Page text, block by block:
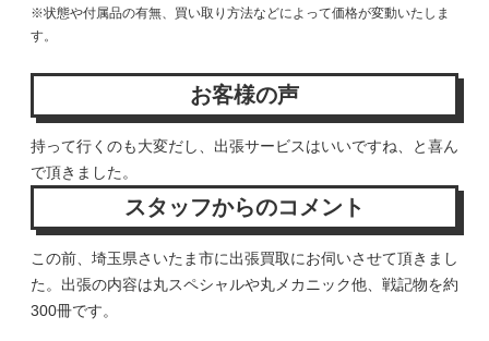
※状態や付属品の有無、買い取り方法などによって価格が変動いたしま
す。
お客様の声
持って行くのも大変だし、出張サービスはいいですね、と喜ん
で頂きました。
スタッフからのコメント
この前、埼玉県さいたま市に出張買取にお伺いさせて頂きまし
た。出張の内容は丸スペシャルや丸メカニック他、戦記物を約
300冊です。